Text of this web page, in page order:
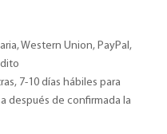
Western Union, PayPal,
7-10 días hábiles para
después de confirmada la